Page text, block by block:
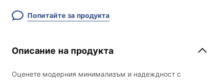
Попитайте за продукта
Описание на продукта
Оценете модерния минимализъм и надеждност с